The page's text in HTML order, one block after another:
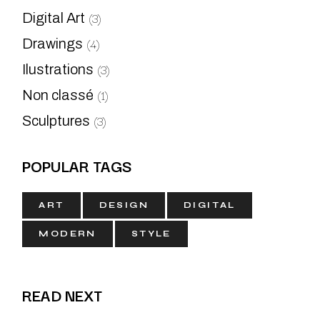
Digital Art (3)
Drawings (4)
Ilustrations (3)
Non classé (1)
Sculptures (3)
POPULAR TAGS
ART DESIGN DIGITAL
MODERN STYLE
READ NEXT